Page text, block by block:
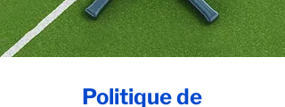
Politique de